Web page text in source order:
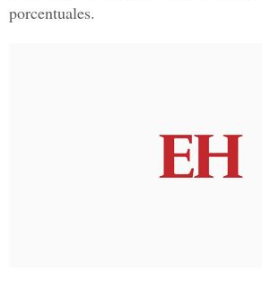
porcentuales.